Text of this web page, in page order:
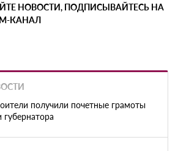
НОВОСТИ, ПОДПИСЫВАЙТЕСЬ НА
КАНАЛ
получили почетные грамоты